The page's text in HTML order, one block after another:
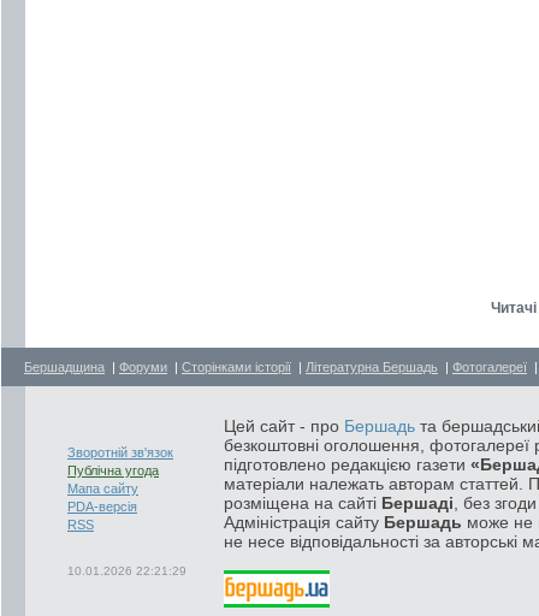
Читачі
Бершадщина | Форуми | Сторінками історії | Літературна Бершадь | Фотогалереї
Зворотній зв'язок
Публічна угода
Мапа сайту
PDA-версія
RSS
10.01.2026 22:21:29
Цей сайт - про Бершадь та
безкоштовні оголошення, фотогалереї
підготовлено редакцією газети
матеріали належать авторам статтей.
розміщена на сайті Бершаді , без
Адміністрація сайту Бершадь може не
не несе відповідальності за авторські